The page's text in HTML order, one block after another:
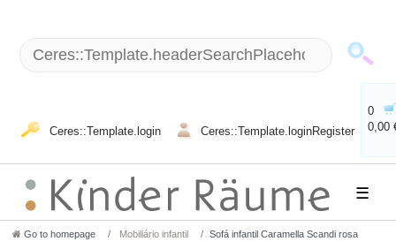
Ceres::Template.login Ceres::Template.loginRegister
0
0,00
☰
Go to homepage Mobiliário infantil Sofá infantil Caramella Scandi rosa